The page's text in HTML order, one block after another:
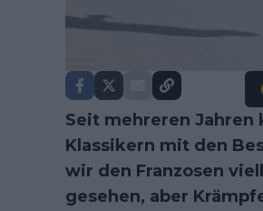
Seit mehreren Jahren
Klassikern mit den
wir den Franzosen
gesehen, aber